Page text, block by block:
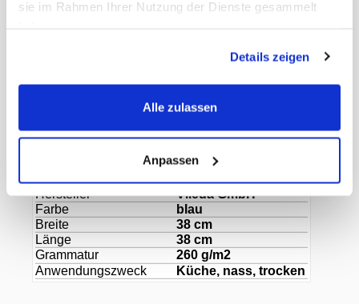
sie im Rahmen Ihrer Nutzung der Dienste gesammelt
Details zeigen
Alle zulassen
Anpassen
Paletten VE
480
4023103229532
ECLASS-Nummer
29110107
China
Herstellerartikelnummer 168756
Hersteller
Vileda GmbH
Farbe
blau
Breite
38 cm
Länge
38 cm
Grammatur
260 g/m2
Anwendungszweck
Küche, nass, trocken